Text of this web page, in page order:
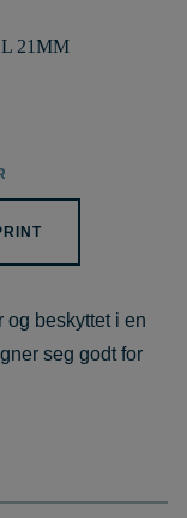
og beskyttet i en
seg godt for